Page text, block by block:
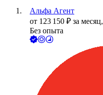
Альфа Агент
от 123 150 ₽ за месяц,
Без опыта